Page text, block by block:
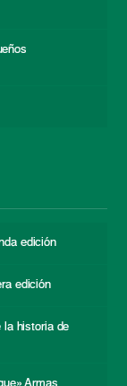
edición
edición
la historia de